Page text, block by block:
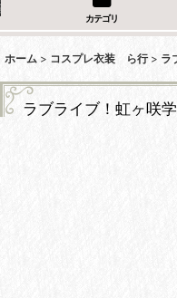
カテゴリ
ホーム > コスプレ衣装 ら行 > ラ
ラブライブ！虹ヶ